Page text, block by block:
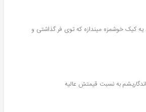
کیک خوشمزه میندازه که توی فر گذاشتی و
به نسبت قیمتش عالیه